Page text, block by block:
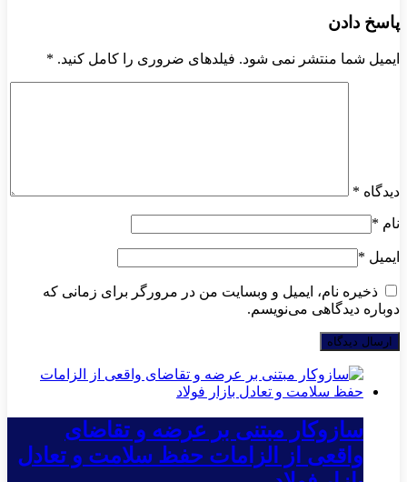
پاسخ دادن
ایمیل شما منتشر نمی شود. فیلدهای ضروری را کامل کنید. *
دیدگاه *
نام *
ایمیل *
ذخیره نام، ایمیل و وبسایت من در مرورگر برای زمانی که
دوباره دیدگاهی می‌نویسم.
سازوکار مبتنی بر عرضه و تقاضای
واقعی از الزامات حفظ سلامت و تعادل